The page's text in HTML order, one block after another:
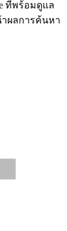
ที่พร้อมดูแล
ผลการค้นหา